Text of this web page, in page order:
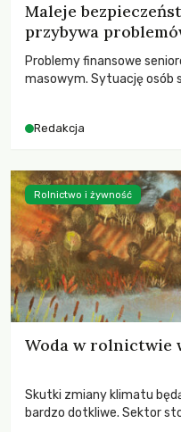
Maleje
przybywa
Problemy finansowe
masowym. Sytuację osób
Redakcja
Woda w rolnictwie
Skutki zmiany klimatu
bardzo dotkliwe. Sektor
Rolnictwo i żywność